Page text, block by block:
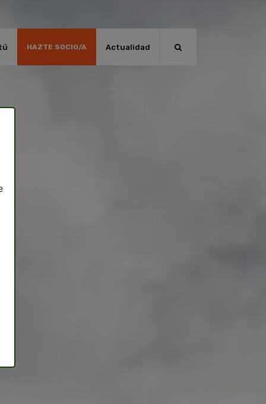
HAZTE SOCIO/A Actualidad